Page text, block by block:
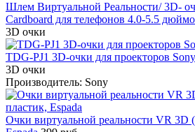
Шлем Виртуальной Реальности/ 3D-
Cardboard для телефонов 4.0-5.5
3D очки
TDG-PJ1 3D-очки для проекторов Sony
3D очки
Производитель: Sony
Очки виртуальной реальности VR 3D